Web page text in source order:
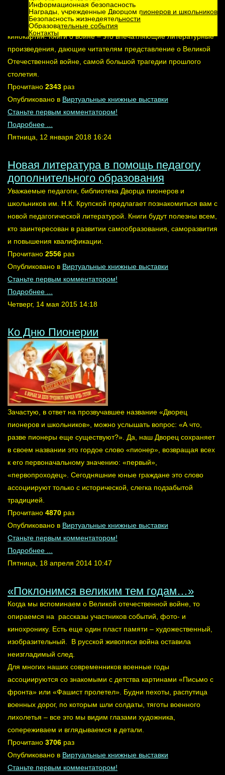
Информационная безопасность
Награды, учрежденные Дворцом пионеров и школьников
Безопасность жизнедеятельности
Образовательные события
Контакты
значит, жива связь поколений. Мы не видели войны, но мы
знаем о ней из рассказов тех, кто ее перенес, из книг и
кинокартин. Книги о войне – это впечатляющие литературные
произведения, дающие читателям представление о Великой
Отечественной войне, самой большой трагедии прошлого
столетия.
Прочитано 2343 раз
Опубликовано в Виртуальные книжные выставки
Станьте первым комментатором!
Подробнее ...
Пятница, 12 января 2018 16:24
Новая литература в помощь педагогу
дополнительного образования
Уважаемые педагоги, библиотека Дворца пионеров и
школьников им. Н.К. Крупской предлагает познакомиться вам с
новой педагогической литературой. Книги будут полезны всем,
кто заинтересован в развитии самообразования, саморазвития
и повышения квалификации.
Прочитано 2556 раз
Опубликовано в Виртуальные книжные выставки
Станьте первым комментатором!
Подробнее ...
Четверг, 14 мая 2015 14:18
Ко Дню Пионерии
Зачастую, в ответ на прозвучавшее название «Дворец
пионеров и школьников», можно услышать вопрос: «А что,
разве пионеры еще существуют?». Да, наш Дворец сохраняет
в своем названии это гордое слово «пионер», возвращая всех
к его первоначальному значению: «первый»,
«первопроходец». Сегодняшние юные граждане это слово
ассоциируют только с исторической, слегка подзабытой
традицией.
Прочитано 4870 раз
Опубликовано в Виртуальные книжные выставки
Станьте первым комментатором!
Подробнее ...
Пятница, 18 апреля 2014 10:47
«Поклонимся великим тем годам…»
Когда мы вспоминаем о Великой отечественной войне, то
опираемся на рассказы участников событий, фото- и
кинохронику. Есть еще один пласт памяти – художественный,
изобразительный. В русской живописи война оставила
неизгладимый след.
Для многих наших современников военные годы
ассоциируются со знакомыми с детства картинами «Письмо с
фронта» или «Фашист пролетел». Будни пехоты, распутица
военных дорог, по которым шли солдаты, тяготы военного
лихолетья – все это мы видим глазами художника,
сопереживаем и вглядываемся в детали.
Прочитано 3706 раз
Опубликовано в Виртуальные книжные выставки
Станьте первым комментатором!